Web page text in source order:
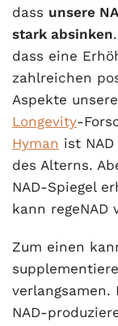
dass unsere
stark absinken
dass eine
zahlreichen
Aspekte
Longevity-
Hyman ist
des Alterns.
NAD-Spiegel
kann regeNAD
Zum einen
NAD-